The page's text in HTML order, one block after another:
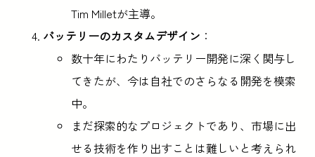
Tim Milletが主導。
バッテリーのカスタムデザイン ：
数十年にわたりバッテリー開発に深く関与し
てきたが、今は自社でのさらなる開発を模索
中。
まだ探索的なプロジェクトであり、市場に出
せる技術を作り出すことは難しいと考えられ